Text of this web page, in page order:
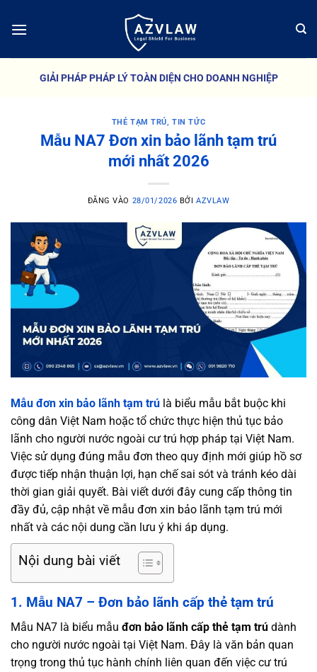
qua
dung
GIẢI PHÁP PHÁP LÝ TOÀN DIỆN CHO DOANH NGHIỆP
THẺ TẠM TRÚ,TIN TỨC
Mẫu NA7 Đơn xin bảo lãnh tạm trú
mới nhất 2026
ĐĂNG VÀO 28/01/2026 BỞIAZVLAW
Mẫu đơn xin bảo lãnh tạm trú là biểu mẫu bắt buộc khi
công dân Việt Nam hoặc tổ chức thực hiện thủ tục bảo
lãnh cho người nước ngoài cư trú hợp pháp tại Việt Nam.
Việc sử dụng đúng mẫu đơn theo quy định mới giúp hồ sơ
được tiếp nhận thuận lợi, hạn chế sai sót và tránh kéo dài
thời gian giải quyết. Bài viết dưới đây cung cấp thông tin
đầy đủ, cập nhật về mẫu đơn xin bảo lãnh tạm trú mới
nhất và các nội dung cần lưu ý khi áp dụng.
Nội dung bài viết
1. Mẫu NA7 – Đơn bảo lãnh cấp thẻ tạm trú
Mẫu NA7 là biểu mẫu đơn bảo lãnh cấp thẻ tạm trú dành
cho người nước ngoài tại Việt Nam. Đây là văn bản quan
trọng trong thủ tục hành chính liên quan đến việc cư trú